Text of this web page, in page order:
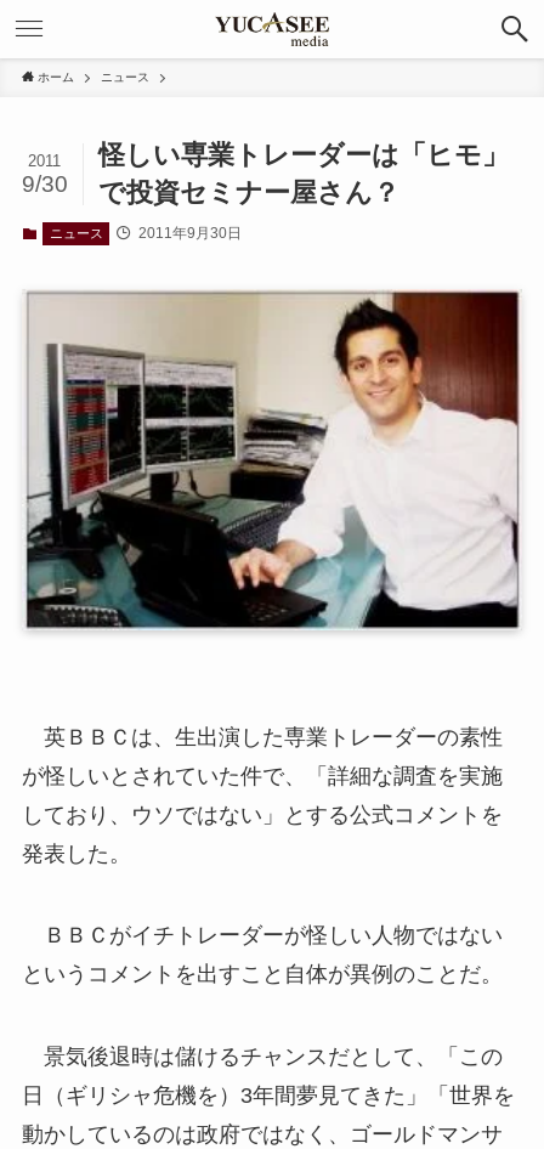
ホーム ニュース
怪しい専業トレーダーは「ヒモ」
で投資セミナー屋さん？
2011
9/30
ニュース 2011年9月30日
英ＢＢＣは、生出演した専業トレーダーの素性
が怪しいとされていた件で、「詳細な調査を実施
しており、ウソではない」とする公式コメントを
発表した。
ＢＢＣがイチトレーダーが怪しい人物ではない
というコメントを出すこと自体が異例のことだ。
景気後退時は儲けるチャンスだとして、「この
日（ギリシャ危機を）3年間夢見てきた」「世界を
動かしているのは政府ではなく、ゴールドマンサ